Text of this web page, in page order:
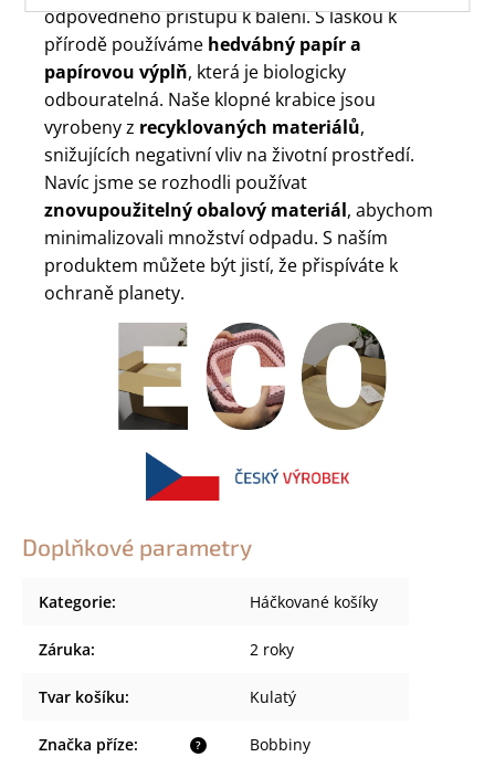
odpovědného přístupu k balení. S láskou k
přírodě používáme hedvábný papír a
papírovou výplň, která je biologicky
odbouratelná. Naše klopné krabice jsou
vyrobeny z recyklovaných materiálů,
snižujících negativní vliv na životní prostředí.
Navíc jsme se rozhodli používat
znovupoužitelný obalový materiál, abychom
minimalizovali množství odpadu. S naším
produktem můžete být jistí, že přispíváte k
ochraně planety.
Doplňkové parametry
Kategorie: Háčkované košíky
Záruka: 2 roky
Tvar košíku: Kulatý
?
Značka příze: Bobbiny